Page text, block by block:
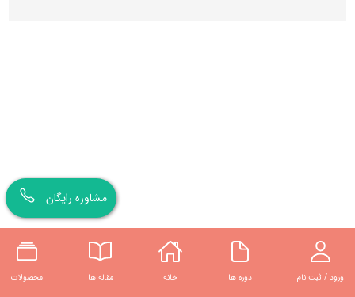
مشاوره رایگان
ورود / ثبت نام دوره ها خانه مقاله ها محصولات